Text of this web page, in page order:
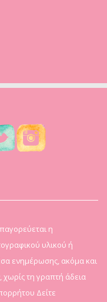
η
υλικού ή
ενημέρωσης, ακόμα και
τη γραπτή άδεια
Δείτε